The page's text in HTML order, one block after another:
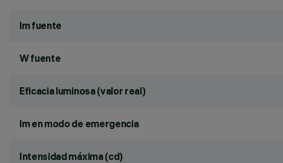
lm fuente
W fuente
Eficacia luminosa (valor real)
lm en modo de emergencia
Intensidad máxima (cd)